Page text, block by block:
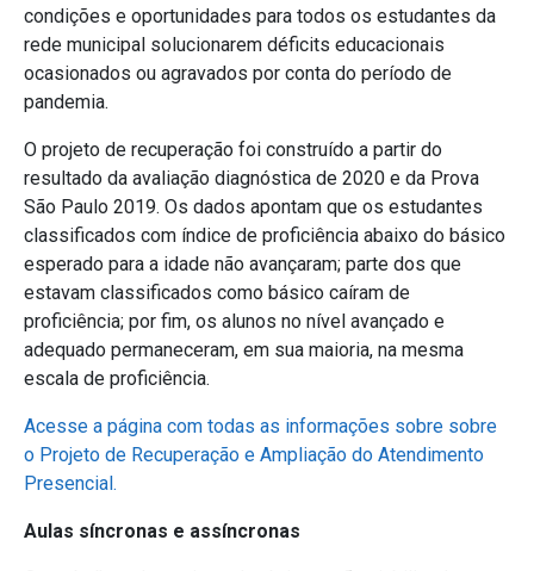
condições e oportunidades para todos os estudantes da
rede municipal solucionarem déficits educacionais
ocasionados ou agravados por conta do período de
pandemia.
O projeto de recuperação foi construído a partir do
resultado da avaliação diagnóstica de 2020 e da Prova
São Paulo 2019. Os dados apontam que os estudantes
classificados com índice de proficiência abaixo do básico
esperado para a idade não avançaram; parte dos que
estavam classificados como básico caíram de
proficiência; por fim, os alunos no nível avançado e
adequado permaneceram, em sua maioria, na mesma
escala de proficiência.
Acesse a página com todas as informações sobre sobre
o Projeto de Recuperação e Ampliação do Atendimento
Presencial.
Aulas síncronas e assíncronas